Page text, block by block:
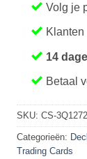
Volg je
14
Betaal
SKU: CS-
Categorieën:
Trading Cards